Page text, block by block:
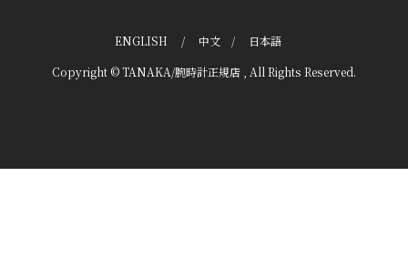
ENGLISH / 中文 / 日本語
Copyright © TANAKA/腕時計正規店 , All Rights Reserved.